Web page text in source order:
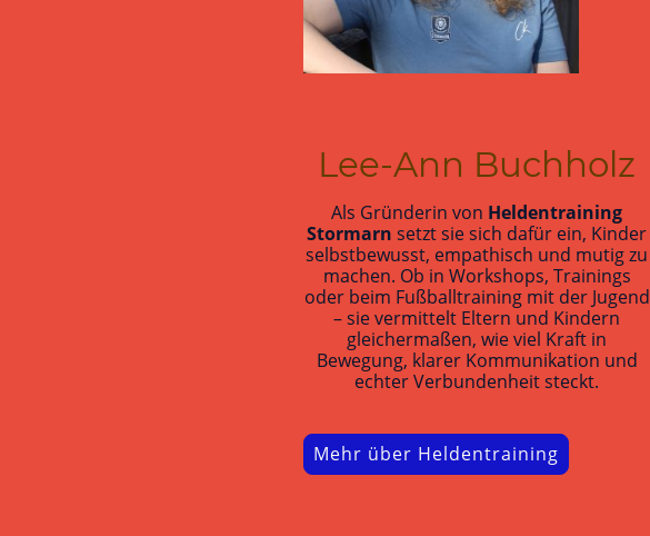
Lee-Ann Buchholz
Als Gründerin von Heldentraining
Stormarn setzt sie sich dafür ein, Kinder
selbstbewusst, empathisch und mutig zu
machen. Ob in Workshops, Trainings
oder beim Fußballtraining mit der Jugend
– sie vermittelt Eltern und Kindern
gleichermaßen, wie viel Kraft in
Bewegung, klarer Kommunikation und
echter Verbundenheit steckt.
Mehr über Heldentraining